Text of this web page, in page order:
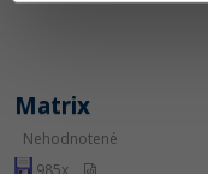
Matrix
Nehodnotené
985x